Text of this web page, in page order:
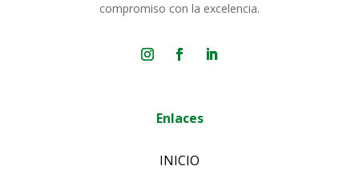
compromiso con la excelencia.
Enlaces
INICIO